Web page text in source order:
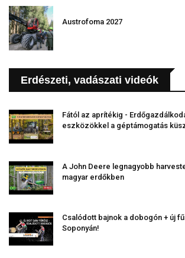
Austrofoma 2027
Erdészeti, vadászati videók
Fától az aprítékig -
eszközökkel a géptámogatás
A John Deere legnagyobb
magyar erdőkben
Csalódott bajnok a dobogón + új
Soponyán!